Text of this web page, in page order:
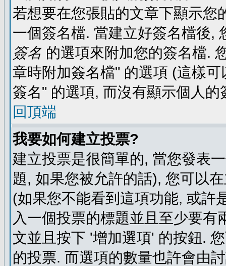
若想要在您張貼的文章下顯示您
一個簽名檔. 當建立好簽名檔後,
簽名 的選項來附加您的簽名檔.
章時附加簽名檔" 的選項 (這樣
簽名" 的選項, 而沒有顯示個人的
回頂端
我要如何建立投票?
建立投票是很簡單的, 當您發表
題, 如果您被允許的話), 您可以
(如果您不能看到這項功能, 或許
入一個投票的標題並且至少要
文並且按下 '增加選項' 的按鈕.
的投票. 而選項的數量也許會由